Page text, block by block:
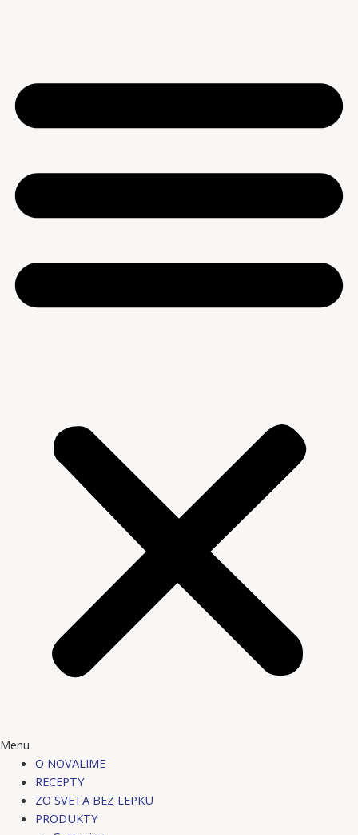
Menu
O NOVALIME
RECEPTY
ZO SVETA BEZ LEPKU
PRODUKTY